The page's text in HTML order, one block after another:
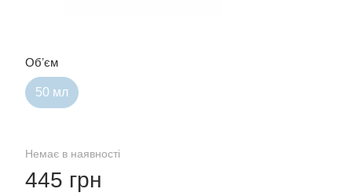
Обʼєм
50 мл
Немає в наявності
445 грн